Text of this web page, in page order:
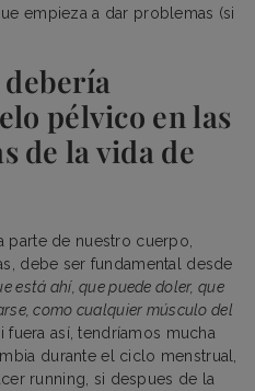
empieza a dar problemas (si
pélvico en las
de la vida de
parte de nuestro cuerpo,
debe ser fundamental desde
está ahí, que puede doler, que
como cualquier músculo del
fuera así, tendríamos mucha
durante el ciclo menstrual,
running, si despues de la